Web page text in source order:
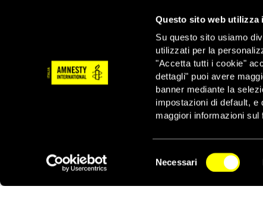
Questo sito web utilizza
Su questo sito usiamo
utilizzati per la
"Accetta tutti i cookie"
dettagli" puoi avere
banner mediante la
impostazioni di default, e
maggiori informazioni
del
Necessari
l’accertamento;
familiare;
maggiori
procedimenti
LE ASSOCIAZIONI E
Actionaid
Ai.Bi. Amici
Centro Astalli
Comunità di
Consiglio
NEWSLETTER